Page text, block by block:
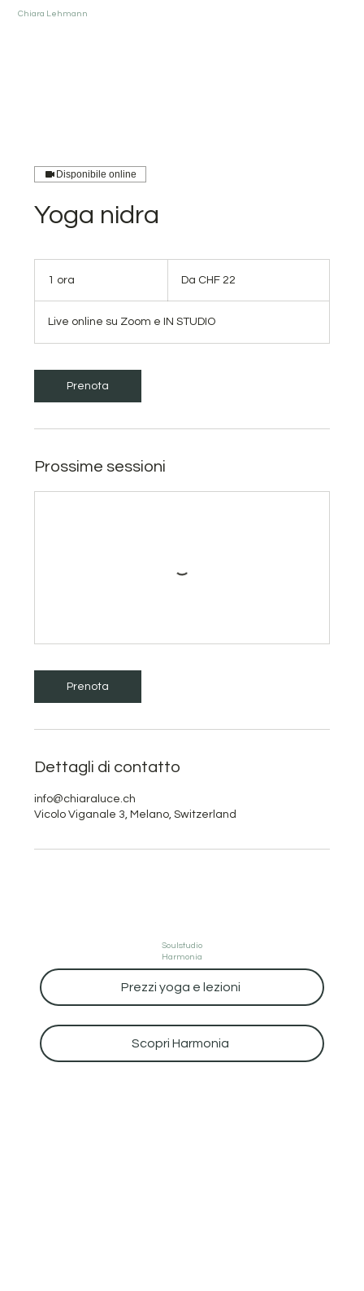
Chiara Lehmann
Disponibile online
Yoga nidra
1 ora
franchiDa CHF 22
Live online su Zoom e IN STUDIO
Prenota
Prossime sessioni
Prenota
Dettagli di contatto
info@chiaraluce.ch
Vicolo Viganale 3, Melano, Switzerland
Soulstudio
Harmonia
Prezzi yoga e lezioni
Scopri Harmonia